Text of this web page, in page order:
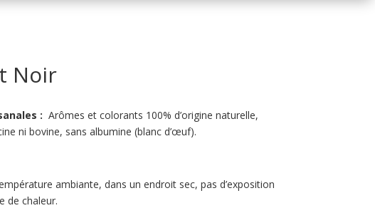
Noir
: Arômes et colorants 100% d’origine naturelle,
ni bovine, sans albumine (blanc d’œuf).
ambiante, dans un endroit sec, pas d’exposition
de chaleur.